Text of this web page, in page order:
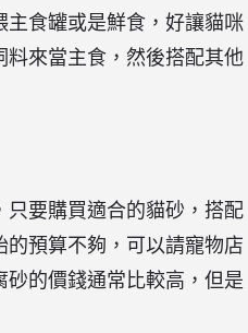
食罐或是鮮食，好讓貓咪
來當主食，然後搭配其他
要購買適合的貓砂，搭配
預算不夠，可以請寵物店
的價錢通常比較高，但是